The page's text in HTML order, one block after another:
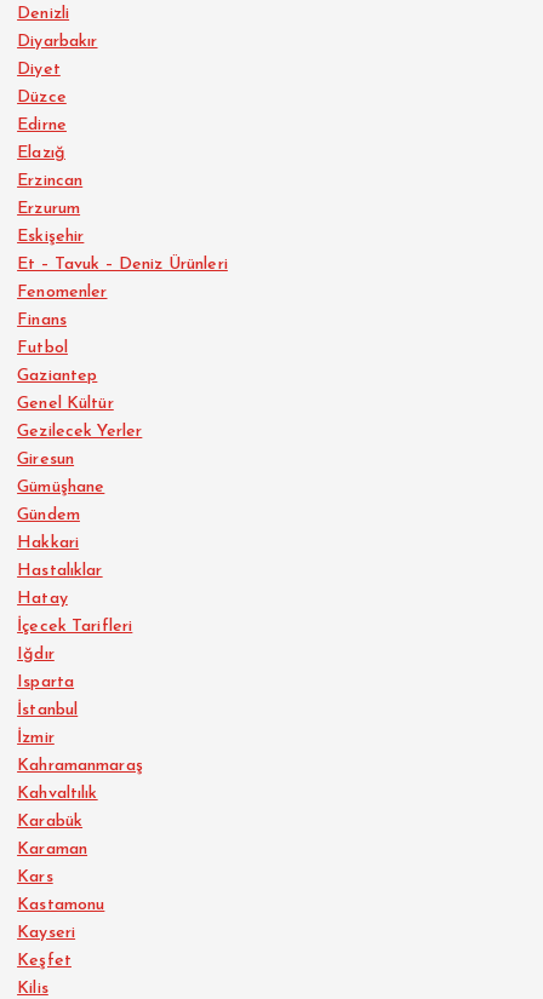
Denizli
Diyarbakır
Diyet
Düzce
Edirne
Elazığ
Erzincan
Erzurum
Eskişehir
Et – Tavuk – Deniz Ürünleri
Fenomenler
Finans
Futbol
Gaziantep
Genel Kültür
Gezilecek Yerler
Giresun
Gümüşhane
Gündem
Hakkari
Hastalıklar
Hatay
İçecek Tarifleri
Iğdır
Isparta
İstanbul
İzmir
Kahramanmaraş
Kahvaltılık
Karabük
Karaman
Kars
Kastamonu
Kayseri
Keşfet
Kilis